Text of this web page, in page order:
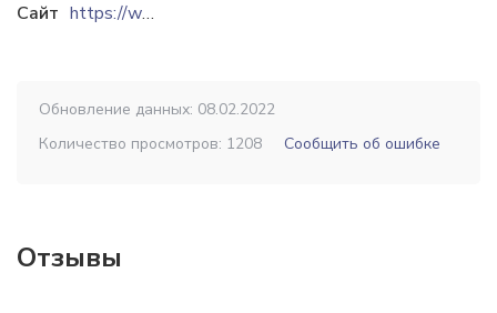
Сайт
https://www.nashvinograd.com
Обновление данных: 08.02.2022
Количество просмотров: 1208
Сообщить об ошибке
Отзывы